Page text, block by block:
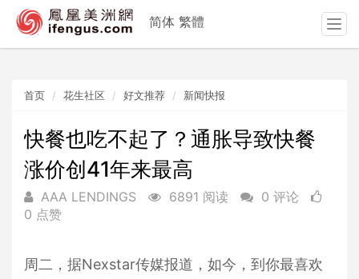
首页 花生社区 好文推荐 新闻快报
快餐也吃不起了？通胀导致快餐
涨价创41年来最高
AAA LENDINGS 6891 阅读
0 评论
0 点赞
周二，据Nexstar传媒报道，如今，到你最喜欢
简体 繁體
T
o